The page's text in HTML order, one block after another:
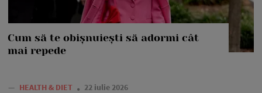
Cum să te obișnuiești să adormi cât
mai repede
— HEALTH & DIET 22 iulie 2026